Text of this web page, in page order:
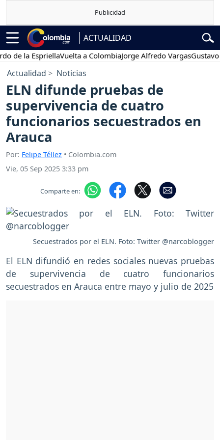
ACTUALIDAD
la EspriellaVuelta a ColombiaJorge Alfredo VargasGustavo
Actualidad Noticias
ELN difunde pruebas de
supervivencia de cuatro
funcionarios secuestrados en
Arauca
Por: Felipe Téllez • Colombia.com
Vie, 05 Sep 2025 3:33 pm
Comparte en:
Secuestrados por el ELN. Foto: Twitter @narcoblogger
El ELN difundió en redes sociales nuevas pruebas
de supervivencia de cuatro funcionarios
secuestrados en Arauca entre mayo y julio de 2025